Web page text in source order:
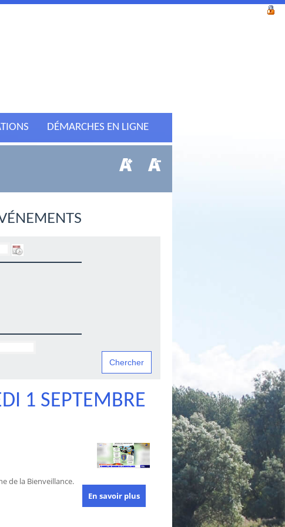
DÉMARCHES EN LIGNE
1 SEPTEMBRE
de la Bienveillance.
En savoir plus